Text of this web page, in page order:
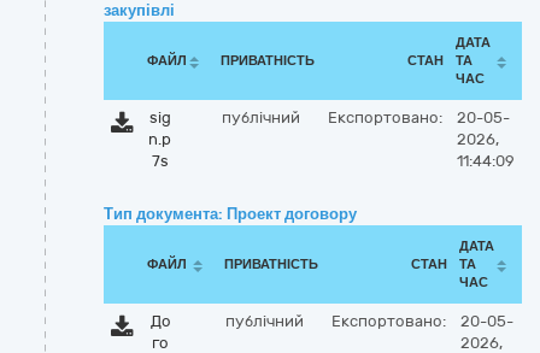
закупівлі
ФАЙЛ ПРИВАТНІСТЬ СТАН
ДАТА
ТА
ЧАС
sig
n.p
7s
публічний Експортовано:
20-05-
2026,
11:44:09
Тип документа: Проект договору
ФАЙЛ ПРИВАТНІСТЬ СТАН
ДАТА
ТА
ЧАС
До
го
публічний Експортовано:
20-05-
2026,